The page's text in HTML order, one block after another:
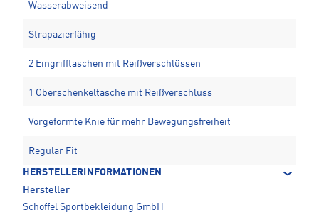
Wasserabweisend
Strapazierfähig
2 Eingrifftaschen mit Reißverschlüssen
1 Oberschenkeltasche mit Reißverschluss
Vorgeformte Knie für mehr Bewegungsfreiheit
Regular Fit
HERSTELLERINFORMATIONEN
Hersteller
Schöffel Sportbekleidung GmbH